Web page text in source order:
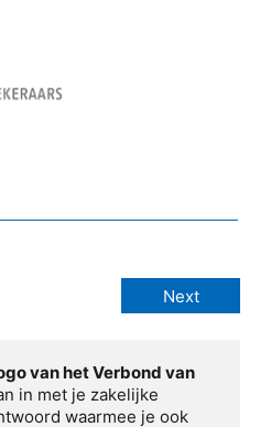
van het Verbond van
in met je zakelijke
waarmee je ook